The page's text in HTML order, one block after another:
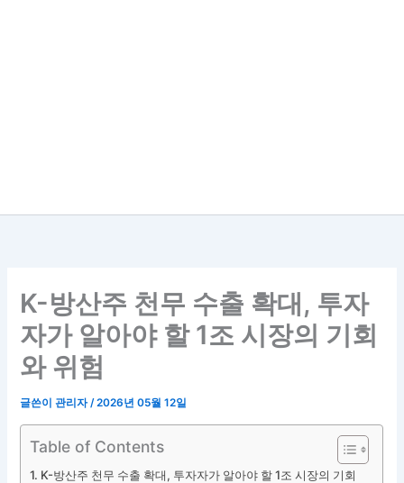
K-방산주 천무 수출 확대, 투자
자가 알아야 할 1조 시장의 기회
와 위험
글쓴이관리자/2026년 05월 12일
Table of Contents
K-방산주 천무 수출 확대, 투자자가 알아야 할 1조 시장의 기회